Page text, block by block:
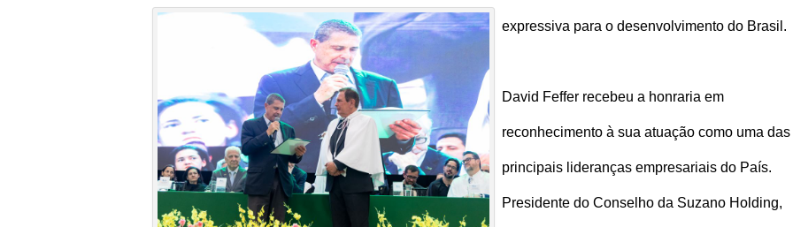
expressiva para o desenvolvimento do Brasil.
David Feffer recebeu a honraria em
reconhecimento à sua atuação como uma das
principais lideranças empresariais do País.
Presidente do Conselho da Suzano Holding,